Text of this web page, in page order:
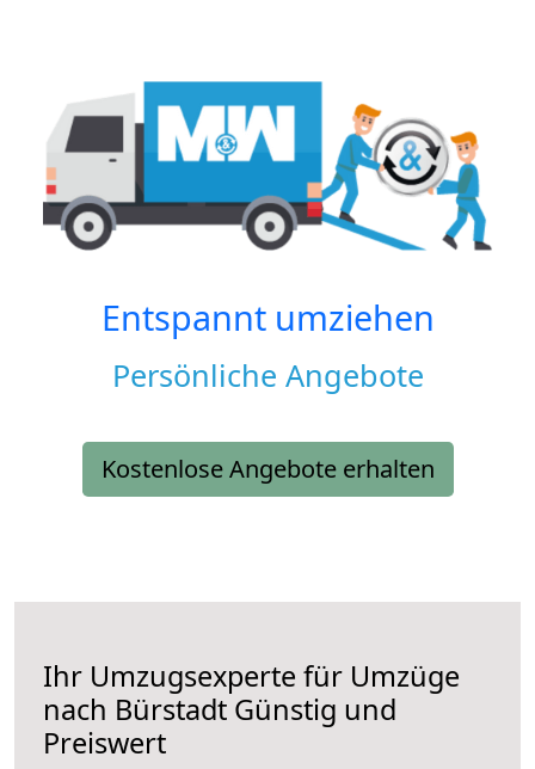
Entspannt umziehen
Persönliche Angebote
Kostenlose Angebote erhalten
Ihr Umzugsexperte für Umzüge
nach Bürstadt Günstig und
Preiswert